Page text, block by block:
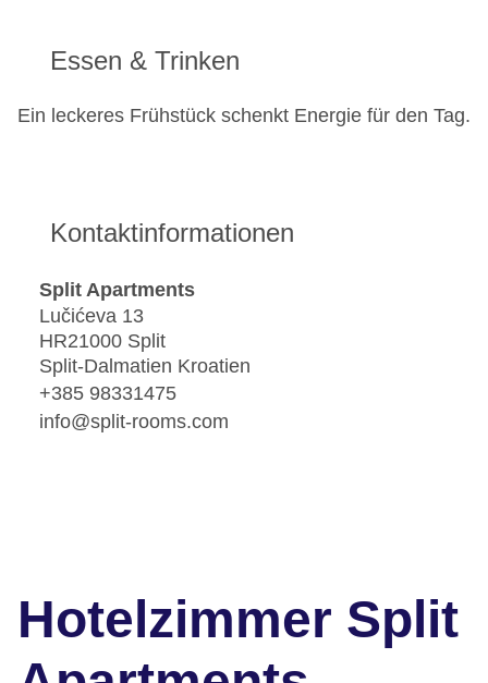
Essen & Trinken
Ein leckeres Frühstück schenkt Energie für den Tag.
Kontaktinformationen
Split Apartments
Lučićeva 13
HR21000 Split
Split-Dalmatien Kroatien
+385 98331475
info@split-rooms.com
Hotelzimmer Split